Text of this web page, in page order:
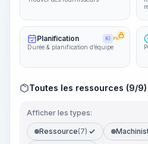
Planification KI PRO
Durée & planification d’équipe
Toutes les ressources (9/9)
Afficher les types:
Ressource(7)